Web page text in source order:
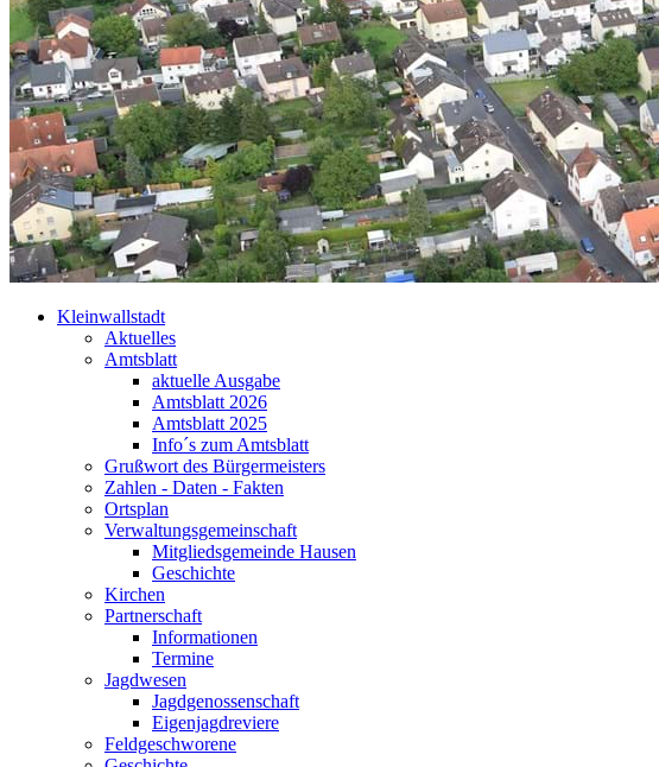
Kleinwallstadt
Aktuelles
Amtsblatt
aktuelle Ausgabe
Amtsblatt 2026
Amtsblatt 2025
Info´s zum Amtsblatt
Grußwort des Bürgermeisters
Zahlen - Daten - Fakten
Ortsplan
Verwaltungsgemeinschaft
Mitgliedsgemeinde Hausen
Geschichte
Kirchen
Partnerschaft
Informationen
Termine
Jagdwesen
Jagdgenossenschaft
Eigenjagdreviere
Feldgeschworene